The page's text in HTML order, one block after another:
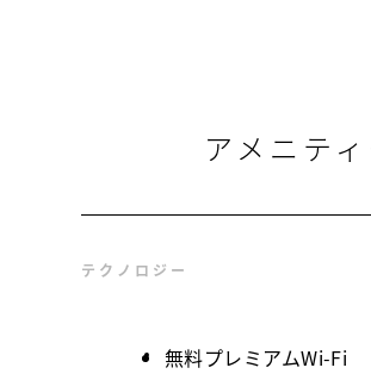
アメニテ
テクノロジー
無料プレミアムWi-Fi